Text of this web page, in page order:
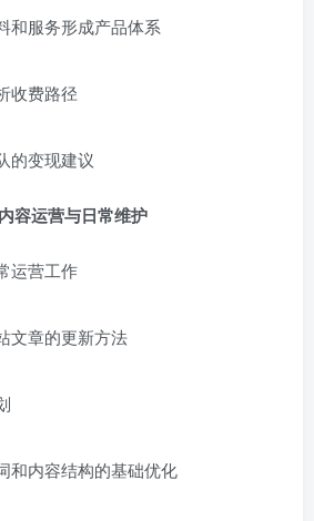
和服务形成产品体系
收费路径
的变现建议
容运营与日常维护
运营工作
文章的更新方法
和内容结构的基础优化